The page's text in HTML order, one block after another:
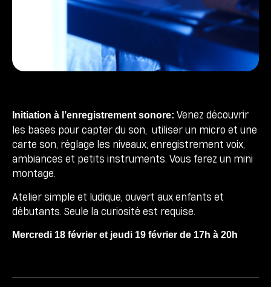
Initiation à l’enregistrement sonore: Venez découvrir
les bases pour capter du son, utiliser un micro et une
carte son, réglage les niveaux, enregistrement voix,
ambiances et petits instruments. Vous ferez un mini
montage.
Atelier simple et ludique, ouvert aux enfants et
débutants. Seule la curiosité est requise.
Mercredi 18 février et jeudi 19 février de 17h à 20h